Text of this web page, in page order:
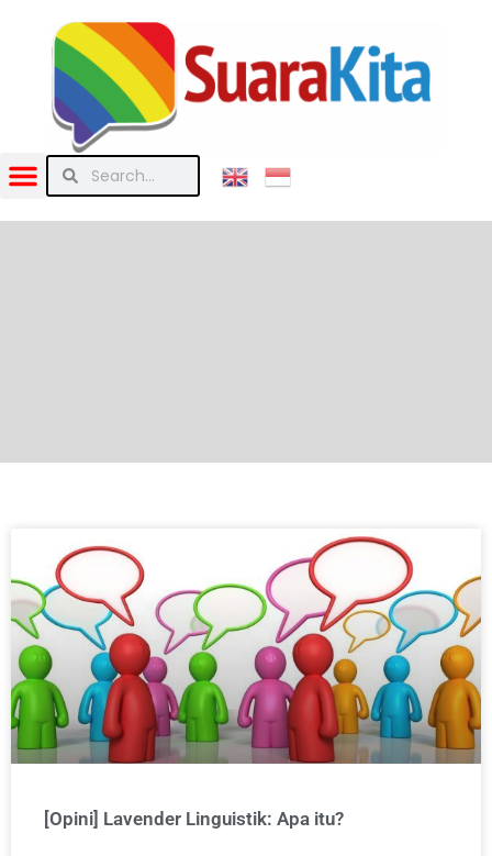
[Opini] Lavender Linguistik: Apa itu?